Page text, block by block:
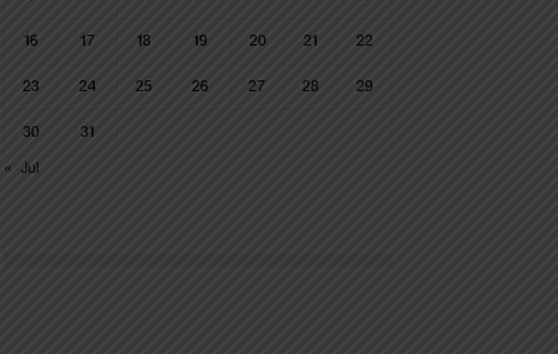
16 17 18 19 20 21 22
23 24 25 26 27 28 29
30
31
« Jul